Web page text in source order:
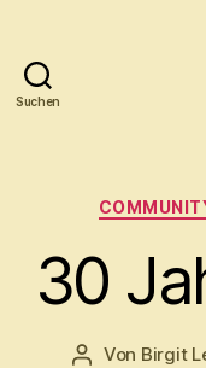
Suchen
30
Beitragsautor
Von Birgit